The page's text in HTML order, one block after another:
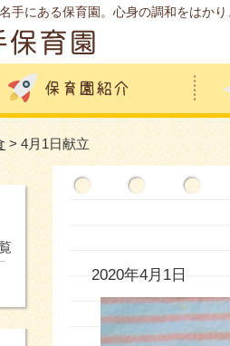
手にある保育園。心身の調和をはか
> 4月1日献立
2020年4月1日